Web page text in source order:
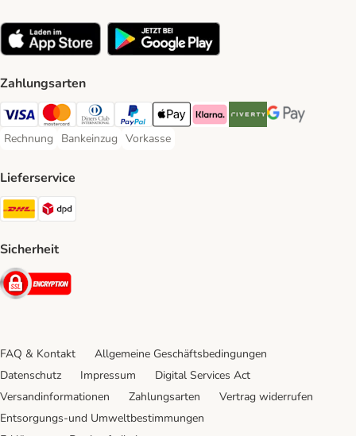
Zahlungsarten
Visa Payment Method
Mastercard Payment Method
Diners Club Payment Method
PayPal Payment Method
Apple Pay Payment Method
Klarna Payment Method
Riverty Payment Method
Google Pay
Rechnung
Rechnung Payment Method
Bankeinzug
Bankeinzug Payment Method
Vorkasse
Vorkasse Payment Method
Lieferservice
DHL Shipping Method
Sicherheit
Security
FAQ & Kontakt
Allgemeine Geschäftsbedingungen
Datenschutz
Impressum
Digital Services Act
Versandinformationen
Zahlungsarten
Vertrag widerrufen
Entsorgungs-und Umweltbestimmungen